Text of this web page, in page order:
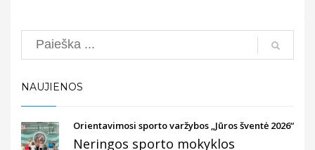
Search
NAUJIENOS
Orientavimosi sporto varžybos „Jūros šventė 2026“
Neringos sporto mokyklos